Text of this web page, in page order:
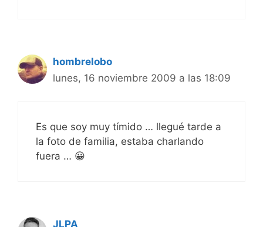
hombrelobo
lunes, 16 noviembre 2009 a las 18:09
Es que soy muy tímido … llegué tarde a
la foto de familia, estaba charlando
fuera … 😀
JLPA